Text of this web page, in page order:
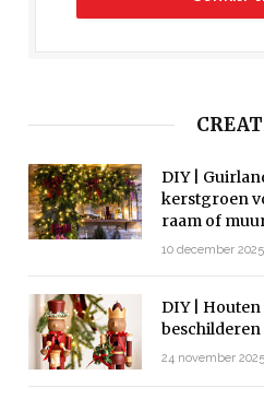
DIY |
kerstgroen
raam of
10 december 2025
DIY |
24 november 2025